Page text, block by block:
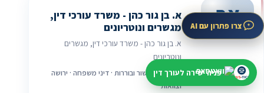
אב
א. בן גור כהן - משרד עורכי דין,
מגשרים ונוטריונים
א. בן גור כהן - משרד עורכי דין, מגשרים
ונוטריונים
תל אביב · גישור ובוררות · דיני משפחה · ירושה
וצוואות
צרו פתרון עם AI
פניה ישירה לעורך דין